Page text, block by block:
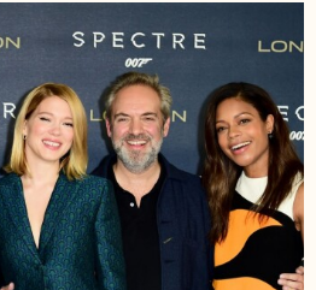
Photocall du film
"James Bond - Spectre"
à l'hôtel Corinthia à
Londres le 22 octobre
2015.